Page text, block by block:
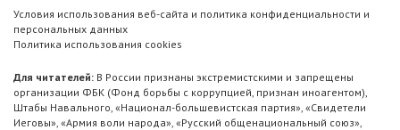
Условия использования веб-сайта и политика конфиденциальности и
персональных данных
Политика использования cookies
Для читателей: В России признаны экстремистскими и запрещены
организации ФБК (Фонд борьбы с коррупцией, признан иноагентом),
Штабы Навального, «Национал-большевистская партия», «Свидетели
Иеговы», «Армия воли народа», «Русский общенациональный союз»,